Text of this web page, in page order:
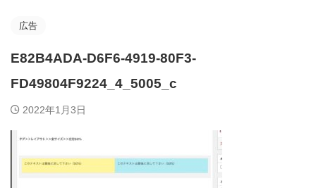
広告
E82B4ADA-D6F6-4919-80F3-
FD49804F9224_4_5005_c
2022年1月3日